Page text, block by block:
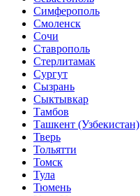
Симферополь
Смоленск
Сочи
Ставрополь
Стерлитамак
Сургут
Сызрань
Сыктывкар
Тамбов
Ташкент (Узбекистан)
Тверь
Тольятти
Томск
Тула
Тюмень